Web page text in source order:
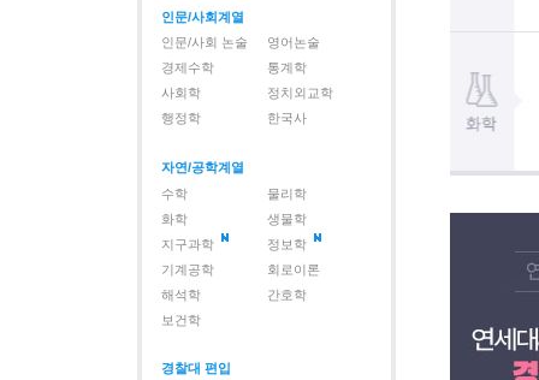
인문/사회계열
인문/사회 논술
영어논술
경제수학
통계학
사회학
정치외교학
행정학
한국사
자연/공학계열
수학
물리학
화학
생물학
지구과학
정보학
기계공학
회로이론
해석학
간호학
보건학
경찰대 편입